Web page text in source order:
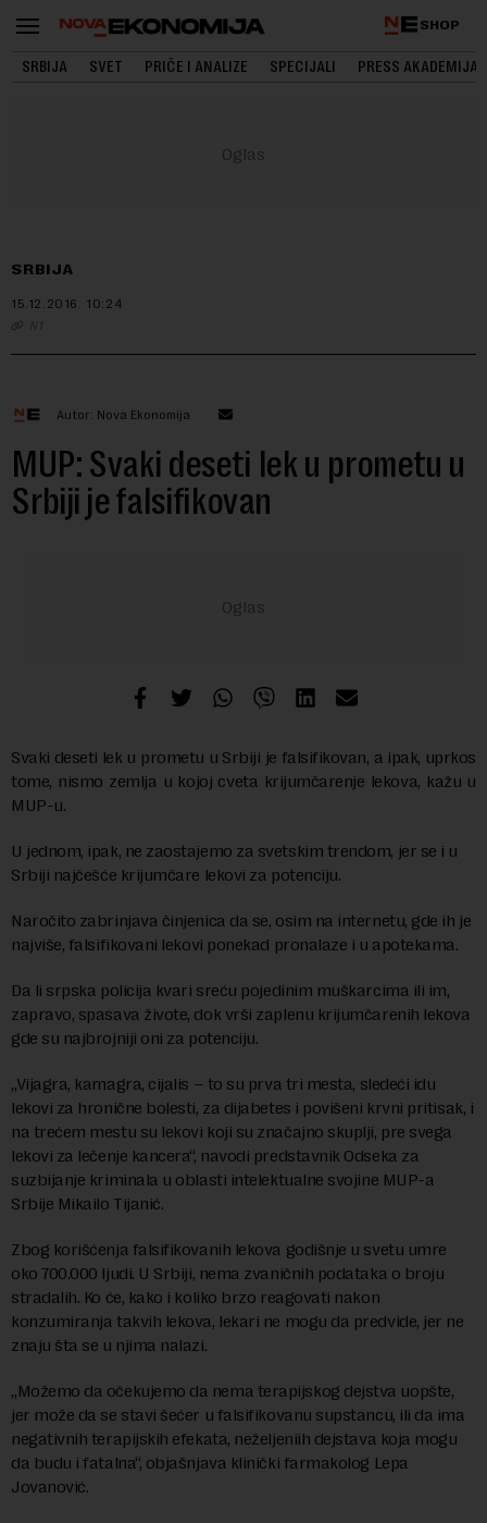
SHOP
SRBIJA SVET PRIČE I ANALIZE SPECIJALI PRESS AKADEMIJA
SRBIJA
15.12.2016. 10:24
N1
Autor: Nova Ekonomija
MUP: Svaki deseti lek u prometu u
Srbiji je falsifikovan
Svaki deseti lek u prometu u Srbiji je falsifikovan, a ipak, uprkos
tome, nismo zemlja u kojoj cveta krijumčarenje lekova, kažu u
MUP-u.
U jednom, ipak, ne zaostajemo za svetskim trendom, jer se i u
Srbiji najčešće krijumčare lekovi za potenciju.
Naročito zabrinjava činjenica da se, osim na internetu, gde ih je
najviše, falsifikovani lekovi ponekad pronalaze i u apotekama.
Da li srpska policija kvari sreću pojedinim muškarcima ili im,
zapravo, spasava živote, dok vrši zaplenu krijumčarenih lekova
gde su najbrojniji oni za potenciju.
„Vijagra, kamagra, cijalis – to su prva tri mesta, sledeći idu
lekovi za hronične bolesti, za dijabetes i povišeni krvni pritisak, i
na trećem mestu su lekovi koji su značajno skuplji, pre svega
lekovi za lečenje kancera“, navodi predstavnik Odseka za
suzbijanje kriminala u oblasti intelektualne svojine MUP-a
Srbije Mikailo Tijanić.
Zbog korišćenja falsifikovanih lekova godišnje u svetu umre
oko 700.000 ljudi. U Srbiji, nema zvaničnih podataka o broju
stradalih. Ko će, kako i koliko brzo reagovati nakon
konzumiranja takvih lekova, lekari ne mogu da predvide, jer ne
znaju šta se u njima nalazi.
„Možemo da očekujemo da nema terapijskog dejstva uopšte,
jer može da se stavi šećer u falsifikovanu supstancu, ili da ima
negativnih terapijskih efekata, neželjeniih dejstava koja mogu
da budu i fatalna“, objašnjava klinički farmakolog Lepa
Jovanović.